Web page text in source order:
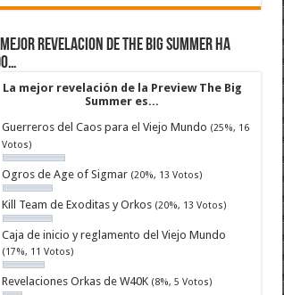
mejor revelacion de The Big Summer ha
La mejor revelación de la Preview The Big
Summer es...
Guerreros del Caos para el Viejo Mundo (25%, 16
Votos)
Ogros de Age of Sigmar (20%, 13 Votos)
Kill Team de Exoditas y Orkos (20%, 13 Votos)
Caja de inicio y reglamento del Viejo Mundo
(17%, 11 Votos)
Revelaciones Orkas de W40K (8%, 5 Votos)